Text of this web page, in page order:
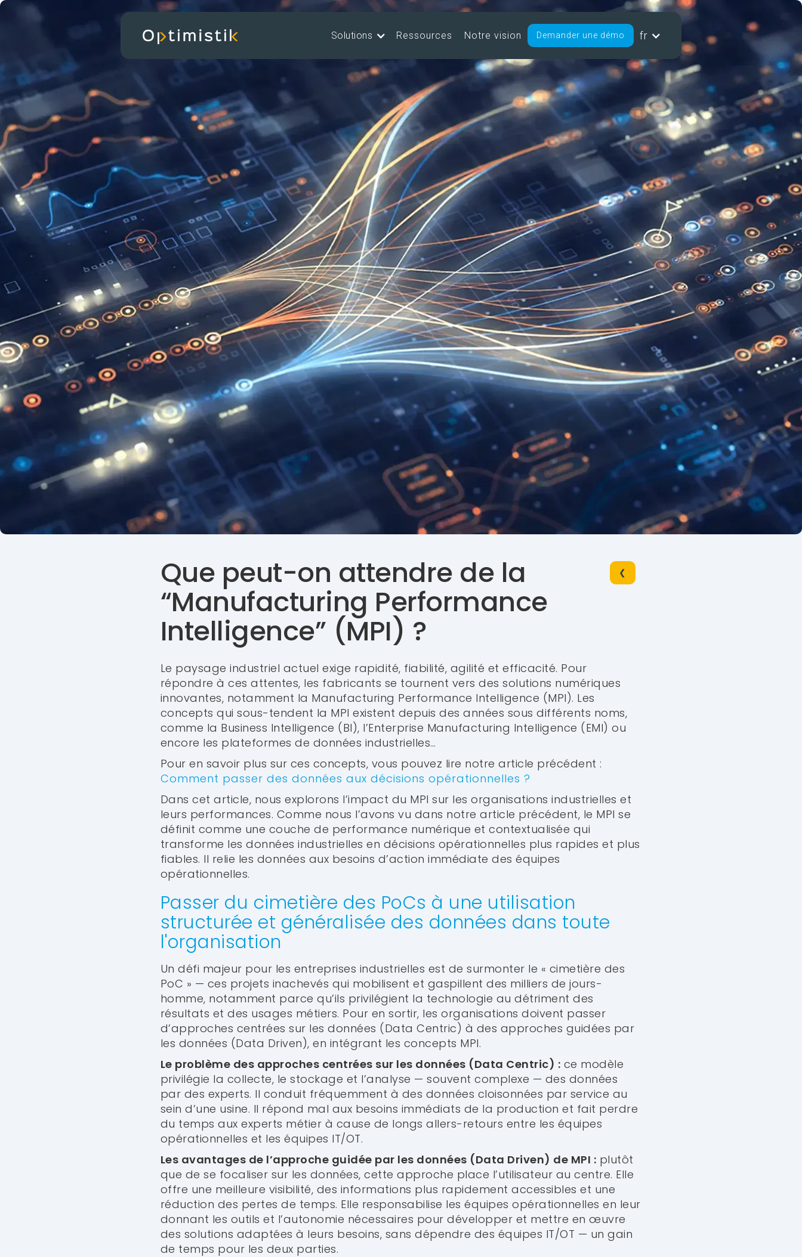
Solutions Ressources Notre vision Demander une démo fr
Que peut-on attendre de la
“Manufacturing Performance
Intelligence” (MPI) ?
❮
Le paysage industriel actuel exige rapidité, fiabilité, agilité et efficacité. Pour
répondre à ces attentes, les fabricants se tournent vers des solutions numériques
innovantes, notamment la Manufacturing Performance Intelligence (MPI). Les
concepts qui sous-tendent la MPI existent depuis des années sous différents noms,
comme la Business Intelligence (BI), l’Enterprise Manufacturing Intelligence (EMI) ou
encore les plateformes de données industrielles…
Pour en savoir plus sur ces concepts, vous pouvez lire notre article précédent :
Comment passer des données aux décisions opérationnelles ?
Dans cet article, nous explorons l’impact du MPI sur les organisations industrielles et
leurs performances. Comme nous l’avons vu dans notre article précédent, le MPI se
définit comme une couche de performance numérique et contextualisée qui
transforme les données industrielles en décisions opérationnelles plus rapides et plus
fiables. Il relie les données aux besoins d’action immédiate des équipes
opérationnelles.
Passer du cimetière des PoCs à une utilisation
structurée et généralisée des données dans toute
l'organisation
Un défi majeur pour les entreprises industrielles est de surmonter le « cimetière des
PoC » — ces projets inachevés qui mobilisent et gaspillent des milliers de jours-
homme, notamment parce qu’ils privilégient la technologie au détriment des
résultats et des usages métiers. Pour en sortir, les organisations doivent passer
d’approches centrées sur les données (Data Centric) à des approches guidées par
les données (Data Driven), en intégrant les concepts MPI.
Le problème des approches centrées sur les données (Data Centric) : ce modèle
privilégie la collecte, le stockage et l’analyse — souvent complexe — des données
par des experts. Il conduit fréquemment à des données cloisonnées par service au
sein d’une usine. Il répond mal aux besoins immédiats de la production et fait perdre
du temps aux experts métier à cause de longs allers-retours entre les équipes
opérationnelles et les équipes IT/OT.
Les avantages de l’approche guidée par les données (Data Driven) de MPI : plutôt
que de se focaliser sur les données, cette approche place l’utilisateur au centre. Elle
offre une meilleure visibilité, des informations plus rapidement accessibles et une
réduction des pertes de temps. Elle responsabilise les équipes opérationnelles en leur
donnant les outils et l’autonomie nécessaires pour développer et mettre en œuvre
des solutions adaptées à leurs besoins, sans dépendre des équipes IT/OT — un gain
de temps pour les deux parties.